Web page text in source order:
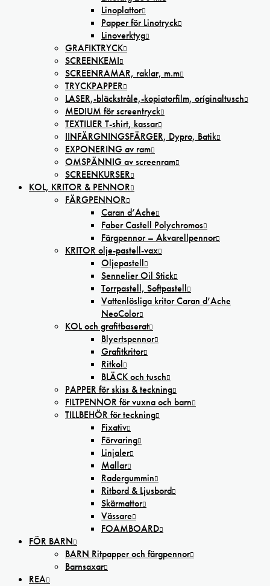
Linoplattor
Papper för Linotryck
Linoverktyg
GRAFIKTRYCK
SCREENKEMI
SCREENRAMAR, raklar, m.m
TRYCKPAPPER
LASER,-bläckstråle,-kopiatorfilm, oríginaltusch
MEDIUM för screentryck
TEXTILIER T-shirt, kassar
IINFÄRGNINGSFÄRGER, Dypro, Batik
EXPONERING av ram
OMSPÄNNIG av screenram
SCREENKURSER
KOL, KRITOR & PENNOR
FÄRGPENNOR
Caran d’Ache
Faber Castell Polychromos
Färgpennor – Akvarellpennor
KRITOR olje-pastell-vax
Oljepastell
Sennelier Oil Stick
Torrpastell, Softpastell
Vattenlösliga kritor Caran d’Ache
NeoColor
KOL och grafitbaserat
Blyertspennor
Grafitkritor
Ritkol
BLÄCK och tusch
PAPPER för skiss & teckning
FILTPENNOR för vuxna och barn
TILLBEHÖR för teckning
Fixativ
Förvaring
Linjaler
Mallar
Radergummin
Ritbord & Ljusbord
Skärmattor
Vässare
FOAMBOARD
FÖR BARN
BARN Ritpapper och färgpennor
Barnsaxar
REA